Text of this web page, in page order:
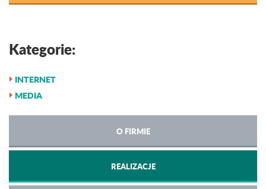
Kategorie:
INTERNET
MEDIA
O FIRMIE
REALIZACJE